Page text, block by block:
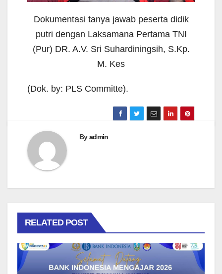
Dokumentasi tanya jawab peserta didik
putri dengan Laksamana Pertama TNI
(Pur) DR. A.V. Sri Suhardiningsih, S.Kp.
M. Kes
(Dok. by: PLS Committe).
Byadmin
RELATED POST